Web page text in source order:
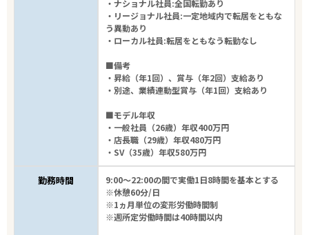
・ナショナル社員:全国転勤あり
・リージョナル社員:一定地域内で転居をともな
う異動あり
・ローカル社員:転居をともなう転勤なし
■備考
・昇給（年1回）、賞与（年2回）支給あり
・別途、業績連動型賞与（年1回）支給あり
■モデル年収
・一般社員（26歳）年収400万円
・店長職（29歳）年収480万円
・SV（35歳）年収580万円
勤務時間
9:00～22:00の間で実働1日8時間を基本とする
※休憩60分/日
※1ヵ月単位の変形労働時間制
※週所定労働時間は40時間以内